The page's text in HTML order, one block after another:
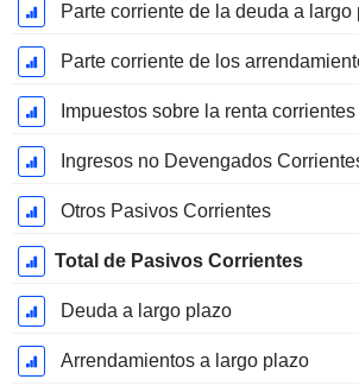
Parte corriente de la deuda a largo
Parte corriente de los
Impuestos sobre la renta
Ingresos no Devengados
Otros Pasivos Corrientes
Total de Pasivos Corrientes
Deuda a largo plazo
Arrendamientos a largo plazo